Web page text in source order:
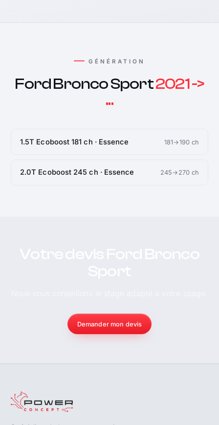
GÉNÉRATION
Ford Bronco Sport2021 ->
...
1.5T Ecoboost 181 ch · Essence 181→190 ch
2.0T Ecoboost 245 ch · Essence 245→270 ch
Demander mon devis